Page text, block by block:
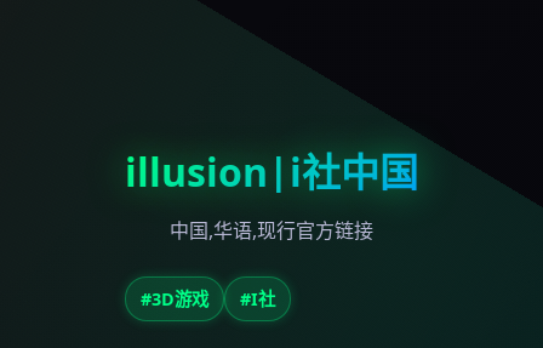
illusion|i社中国
中国,华语,现行官方链接
#3D游戏 #I社